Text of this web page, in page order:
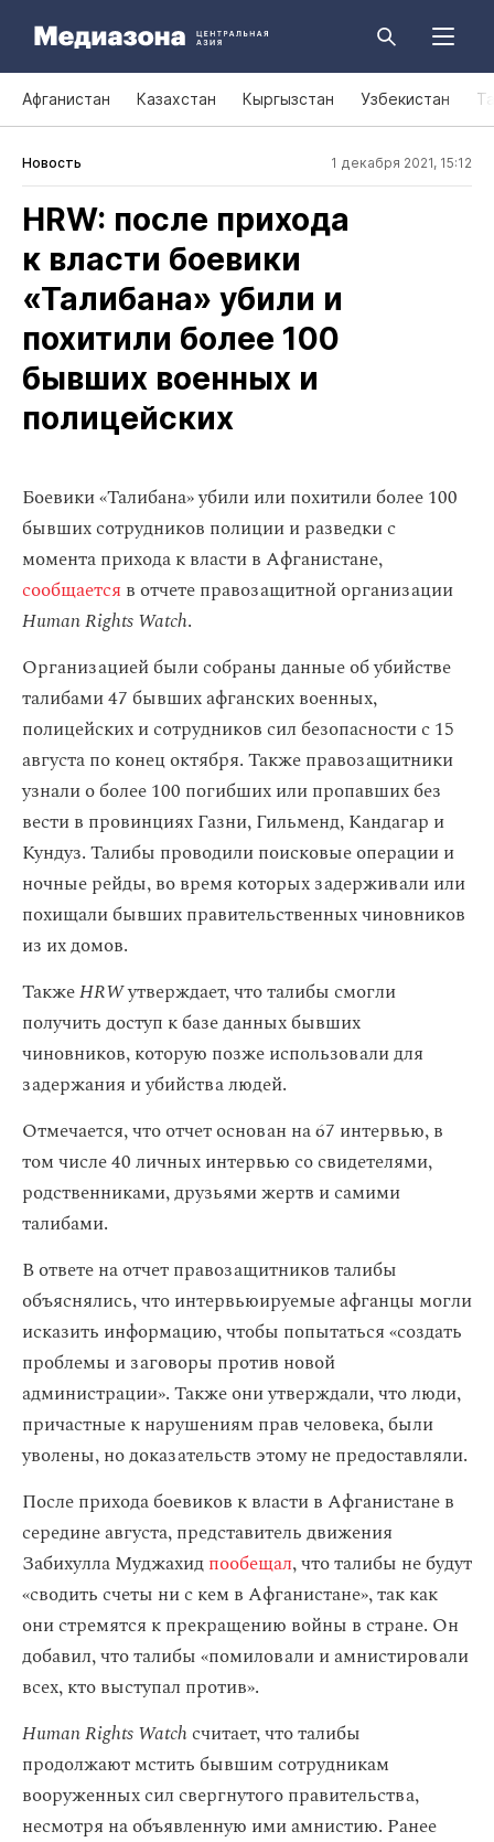
Афганистан Казахстан Кыргызстан Узбекистан
Новость 1 декабря 2021, 15:12
HRW: после прихода
к власти боевики
«Талибана» убили и
похитили более 100
бывших военных и
полицейских
Боевики «Талибана» убили или похитили более 100
бывших сотрудников полиции и разведки с
момента прихода к власти в Афганистане,
сообщается в отчете правозащитной организации
Human Rights Watch.
Организацией были собраны данные об убийстве
талибами 47 бывших афганских военных,
полицейских и сотрудников сил безопасности с 15
августа по конец октября. Также правозащитники
узнали о более 100 погибших или пропавших без
вести в провинциях Газни, Гильменд, Кандагар и
Кундуз. Талибы проводили поисковые операции и
ночные рейды, во время которых задерживали или
похищали бывших правительственных чиновников
из их домов.
ТакжеHRWутверждает, что талибы смогли
получить доступ к базе данных бывших
чиновников, которую позже использовали для
задержания и убийства людей.
Отмечается, что отчет основан на 67 интервью, в
том числе 40 личных интервью со свидетелями,
родственниками, друзьями жертв и самими
талибами.
В ответе на отчет правозащитников талибы
объяснялись, что интервьюируемые афганцы могли
исказить информацию, чтобы попытаться «создать
проблемы и заговоры против новой
администрации». Также они утверждали, что люди,
причастные к нарушениям прав человека, были
уволены, но доказательств этому не предоставляли.
После прихода боевиков к власти в Афганистане в
середине августа, представитель движения
Забихулла Муджахидпообещал, что талибы не будут
«сводить счеты ни с кем в Афганистане», так как
они стремятся к прекращению войны в стране. Он
добавил, что талибы «помиловали и амнистировали
всех, кто выступал против».
Human Rights Watchсчитает, что талибы
продолжают мстить бывшим сотрудникам
вооруженных сил свергнутого правительства,
несмотря на объявленную ими амнистию. Ранее